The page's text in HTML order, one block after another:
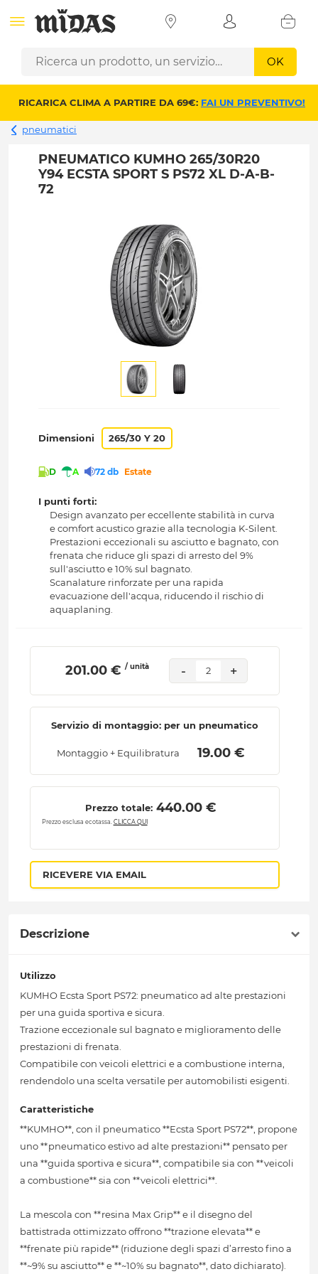
OK
RICARICA CLIMA A PARTIRE DA 69€: FAI UN PREVENTIVO!
pneumatici
PNEUMATICO KUMHO 265/30R20
Y94 ECSTA SPORT S PS72 XL D-A-B-
72
Dimensioni 265/30 Y 20
D A 72 db Estate
I punti forti:
Design avanzato per eccellente stabilità in curva
e comfort acustico grazie alla tecnologia K-Silent.
Prestazioni eccezionali su asciutto e bagnato, con
frenata che riduce gli spazi di arresto del 9%
sull'asciutto e 10% sul bagnato.
Scanalature rinforzate per una rapida
evacuazione dell'acqua, riducendo il rischio di
aquaplaning.
201.00 € / unità - 2 +
Servizio di montaggio: per un pneumatico
Montaggio + Equilibratura 19.00 €
Prezzo totale: 440.00 €
Prezzo esclusa ecotassa. CLICCA QUI
RICEVERE VIA EMAIL
Descrizione
Utilizzo
KUMHO Ecsta Sport PS72: pneumatico ad alte prestazioni
per una guida sportiva e sicura.
Trazione eccezionale sul bagnato e miglioramento delle
prestazioni di frenata.
Compatibile con veicoli elettrici e a combustione interna,
rendendolo una scelta versatile per automobilisti esigenti.
Caratteristiche
**KUMHO**, con il pneumatico **Ecsta Sport PS72**, propone
uno **pneumatico estivo ad alte prestazioni** pensato per
una **guida sportiva e sicura**, compatibile sia con **veicoli
a combustione** sia con **veicoli elettrici**.
La mescola con **resina Max Grip** e il disegno del
battistrada ottimizzato offrono **trazione elevata** e
**frenate più rapide** (riduzione degli spazi d’arresto fino a
**~9% su asciutto** e **~10% su bagnato**, dato dichiarato).